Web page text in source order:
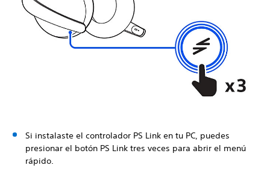
Si instalaste el controlador PS Link en tu PC, puedes
presionar el botón PS Link tres veces para abrir el menú
rápido.